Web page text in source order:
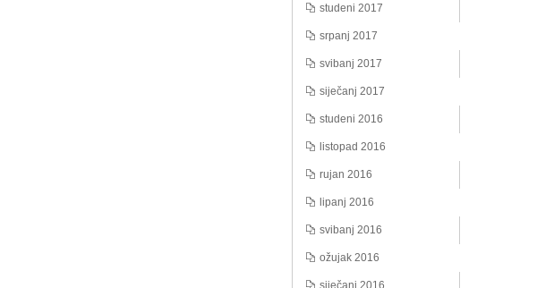
studeni 2017
srpanj 2017
svibanj 2017
siječanj 2017
studeni 2016
listopad 2016
rujan 2016
lipanj 2016
svibanj 2016
ožujak 2016
siječanj 2016